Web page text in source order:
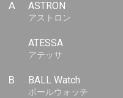
A ASTRON
アストロン
ATESSA
アテッサ
B BALL Watch
ボールウォッチ